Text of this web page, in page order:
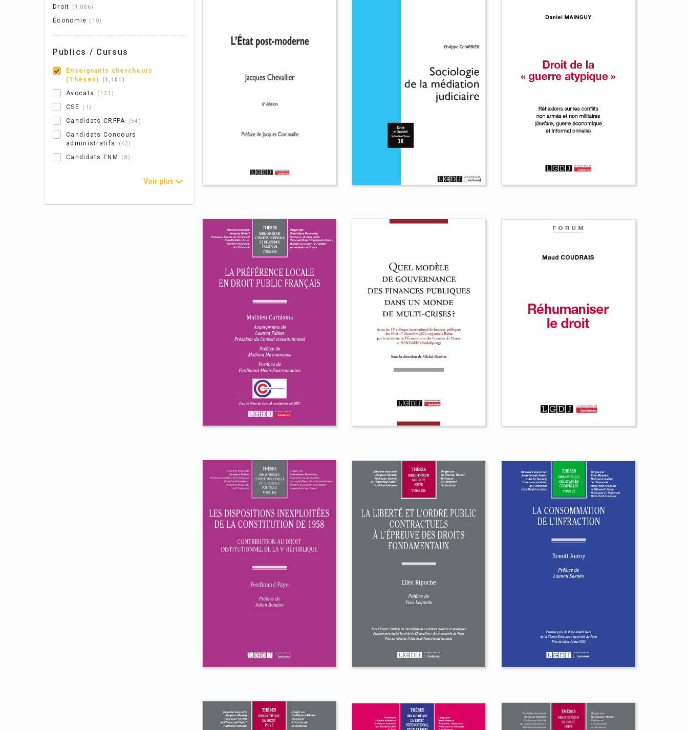
Droit 1,086
Économie 10
Publics / Cursus
Enseignants chercheurs
(Thèses)
1,101
Avocats 121
CSE 1
Candidats CRFPA 54
Candidats Concours
administratifs
42
Candidats ENM 8
Voir plus
précédent en droit
français
Guillaume Leroy
L'abus de droit
fondamental
La responsabilité
pour faute de
l'actionnaire
L'État post-moderne
Jacques Chevallier
Sociologie de la
médiation judiciaire
Droit de la « guerre
atypique »
La préférence locale
en droit public
Quel modèle de
gouvernance des
finances publiques
dans un monde de
Michel Bouvier
Réhumaniser le droit